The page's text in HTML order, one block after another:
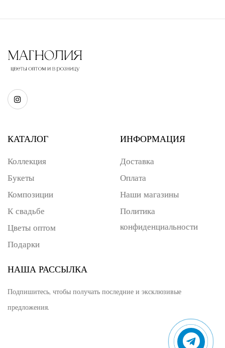
КАТАЛОГ
Коллекция
Букеты
Композиции
К свадьбе
Цветы оптом
Подарки
ИНФОРМАЦИЯ
Доставка
Оплата
Наши магазины
Политика
конфиденциальности
НАША РАССЫЛКА
Подпишитесь, чтобы получать последние и эксклюзивые
предложения.